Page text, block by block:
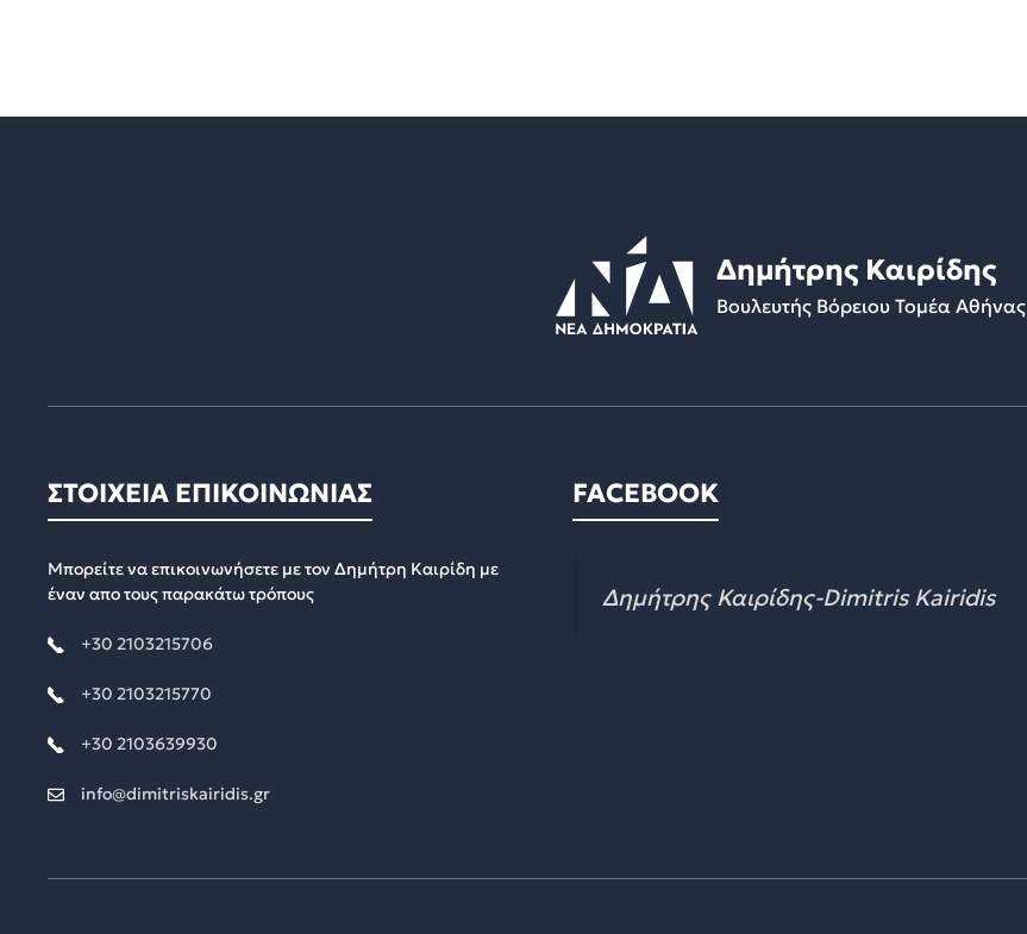
Δημήτρης Καιρίδης
Βουλευτής Βόρειου Τομέα Αθήνας
ΣΤΟΙΧΕΙΑ ΕΠΙΚΟΙΝΩΝΙΑΣ
Μπορείτε να επικοινωνήσετε με τον Δημήτρη Καιρίδη με
έναν απο τους παρακάτω τρόπους
+30 2103215706
+30 2103215770
+30 2103639930
info@dimitriskairidis.gr
FACEBOOK
Δημήτρης Καιρίδης-Dimitris Kairidis